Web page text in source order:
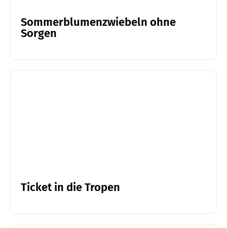
Sommerblumenzwiebeln ohne
Sorgen
Ticket in die Tropen